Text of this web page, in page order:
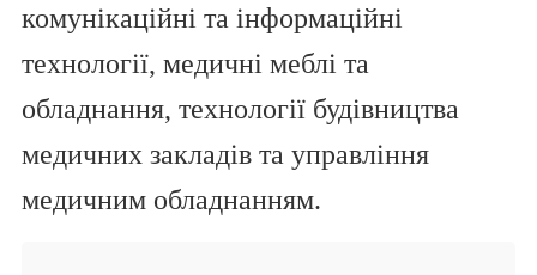
комунікаційні та інформаційні
технології, медичні меблі та
обладнання, технології будівництва
медичних закладів та управління
медичним обладнанням.